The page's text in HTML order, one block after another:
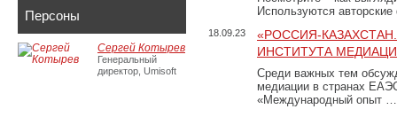
Используются
18.09.23
«РОССИЯ-
ИНСТИТУТА
Среди важных тем
медиации в странах
«Международный опыт …
Персоны
Сергей Котырев
Генеральный
директор, Umisoft